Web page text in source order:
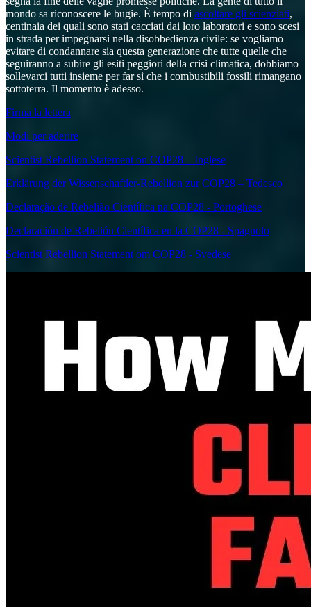
mondo sa riconoscere le bugie. È tempo di ascoltare gli scienziati,
centinaia dei quali sono stati cacciati dai loro laboratori e sono scesi
in strada per impegnarsi nella disobbedienza civile: se vogliamo
evitare di condannare sia questa generazione che tutte quelle che
seguiranno a subire gli esiti peggiori della crisi climatica, dobbiamo
sollevarci tutti insieme per far sì che i combustibili fossili rimangano
sottoterra. Il momento è adesso.
Firma la lettera
Modi per aderire
Scientist Rebellion Statement on COP28 – Inglese
Erklärung der Wissenschaftler-Rebellion zur COP28 – Tedesco
Declaração de Rebelião Científica na COP28 - Portoghese
Declaración de Rebelión Científica en la COP28 - Spagnolo
Scientist Rebellion Statement om COP28 - Svedese